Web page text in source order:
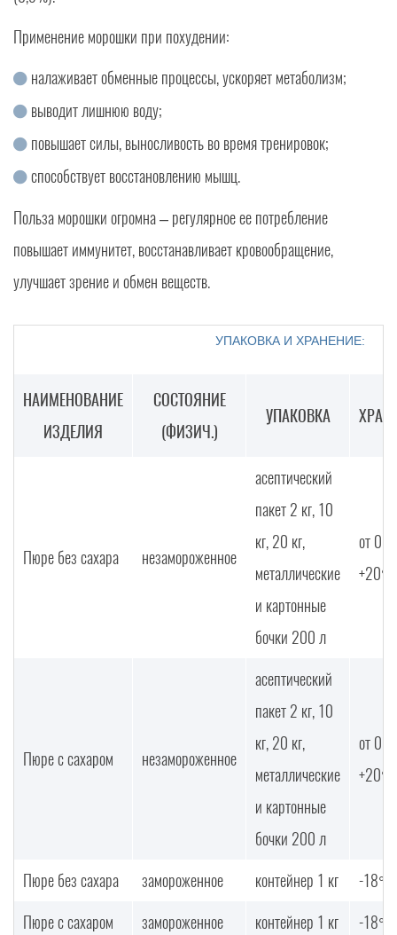
Применение морошки при похудении:
налаживает обменные процессы, ускоряет метаболизм;
выводит лишнюю воду;
повышает силы, выносливость во время тренировок;
способствует восстановлению мышц.
Польза морошки огромна – регулярное ее потребление
повышает иммунитет, восстанавливает кровообращение,
улучшает зрение и обмен веществ.
УПАКОВКА И ХРАНЕНИЕ:
НАИМЕНОВАНИЕ
ИЗДЕЛИЯ
СОСТОЯНИЕ
(ФИЗИЧ.)
УПАКОВКА
Пюре без сахара незамороженное
асептический
пакет 2 кг, 10
кг, 20 кг,
металлические
и картонные
бочки 200 л
от
+20°С
Пюре с сахаром незамороженное
асептический
пакет 2 кг, 10
кг, 20 кг,
металлические
и картонные
бочки 200 л
от
+20°С
Пюре без сахара замороженное контейнер 1 кг
-18°С
Пюре с сахаром
замороженное контейнер 1 кг -18°С